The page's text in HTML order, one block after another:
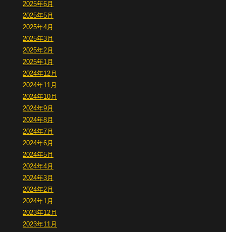
2025年6月
2025年5月
2025年4月
2025年3月
2025年2月
2025年1月
2024年12月
2024年11月
2024年10月
2024年9月
2024年8月
2024年7月
2024年6月
2024年5月
2024年4月
2024年3月
2024年2月
2024年1月
2023年12月
2023年11月